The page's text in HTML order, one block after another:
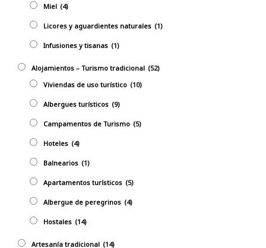
Miel (4)
Licores y aguardientes naturales (1)
Infusiones y tisanas (1)
Alojamientos – Turismo tradicional (52)
Viviendas de uso turístico (10)
Albergues turísticos (9)
Campamentos de Turismo (5)
Hoteles (4)
Balnearios (1)
Apartamentos turísticos (5)
Albergue de peregrinos (4)
Hostales (14)
Artesaní­a tradicional (14)